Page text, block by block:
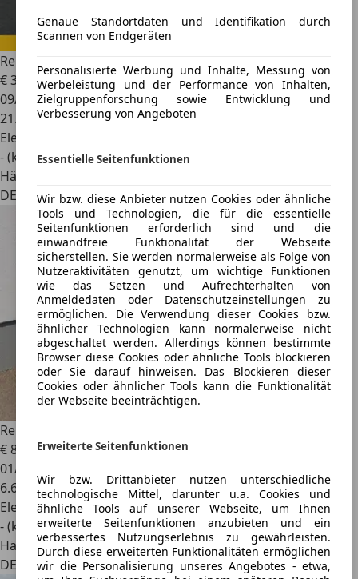
Genaue Standortdaten und Identifikation durch
Scannen von Endgeräten
Personalisierte Werbung und Inhalte, Messung von
Werbeleistung und der Performance von Inhalten,
Zielgruppenforschung sowie Entwicklung und
Verbesserung von Angeboten
Essentielle Seitenfunktionen
Wir bzw. diese Anbieter nutzen Cookies oder ähnliche
Tools und Technologien, die für die essentielle
Seitenfunktionen erforderlich sind und die
einwandfreie Funktionalität der Webseite
sicherstellen. Sie werden normalerweise als Folge von
Nutzeraktivitäten genutzt, um wichtige Funktionen
wie das Setzen und Aufrechterhalten von
Anmeldedaten oder Datenschutzeinstellungen zu
ermöglichen. Die Verwendung dieser Cookies bzw.
ähnlicher Technologien kann normalerweise nicht
abgeschaltet werden. Allerdings können bestimmte
Browser diese Cookies oder ähnliche Tools blockieren
oder Sie darauf hinweisen. Das Blockieren dieser
Cookies oder ähnlicher Tools kann die Funktionalität
der Webseite beeinträchtigen.
Erweiterte Seitenfunktionen
Wir bzw. Drittanbieter nutzen unterschiedliche
technologische Mittel, darunter u.a. Cookies und
ähnliche Tools auf unserer Webseite, um Ihnen
erweiterte Seitenfunktionen anzubieten und ein
verbessertes Nutzungserlebnis zu gewährleisten.
Durch diese erweiterten Funktionalitäten ermöglichen
wir die Personalisierung unseres Angebotes - etwa,
Renault Twizy
€ 3.999
09/2012
21.810 km
Elektro
- (kWh/100 km)
Händler
DE 64319
Renault Twizy
€ 8.990
01/2024
6.629 km
Elektro
- (kWh/100 km)
Händler
DE 68623